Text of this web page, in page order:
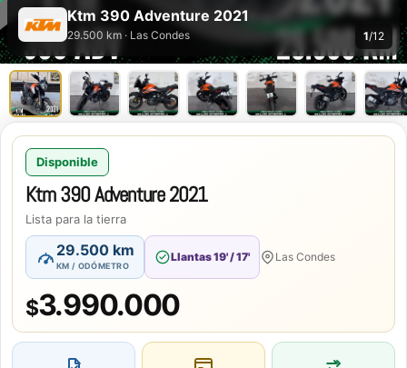
Ktm 390 Adventure 2021
29.500 km · Las Condes 1/12
Disponible
Ktm 390 Adventure 2021
Lista para la tierra
29.500 km
KM / ODÓMETRO
Llantas 19' / 17' Las Condes
$3.990.000